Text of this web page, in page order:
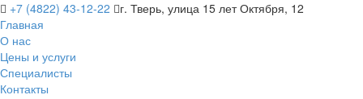
+7 (4822) 43-12-22
г. Тверь, улица 15 лет Октября, 12
Главная
О нас
Цены и услуги
Специалисты
Контакты